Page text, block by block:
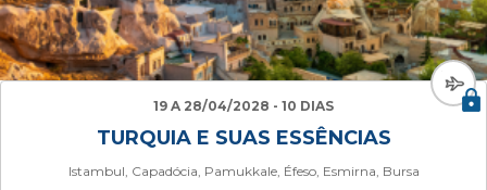
19 A 28/04/2028 - 10 DIAS
TURQUIA E SUAS ESSÊNCIAS
Istambul, Capadócia, Pamukkale, Éfeso, Esmirna, Bursa